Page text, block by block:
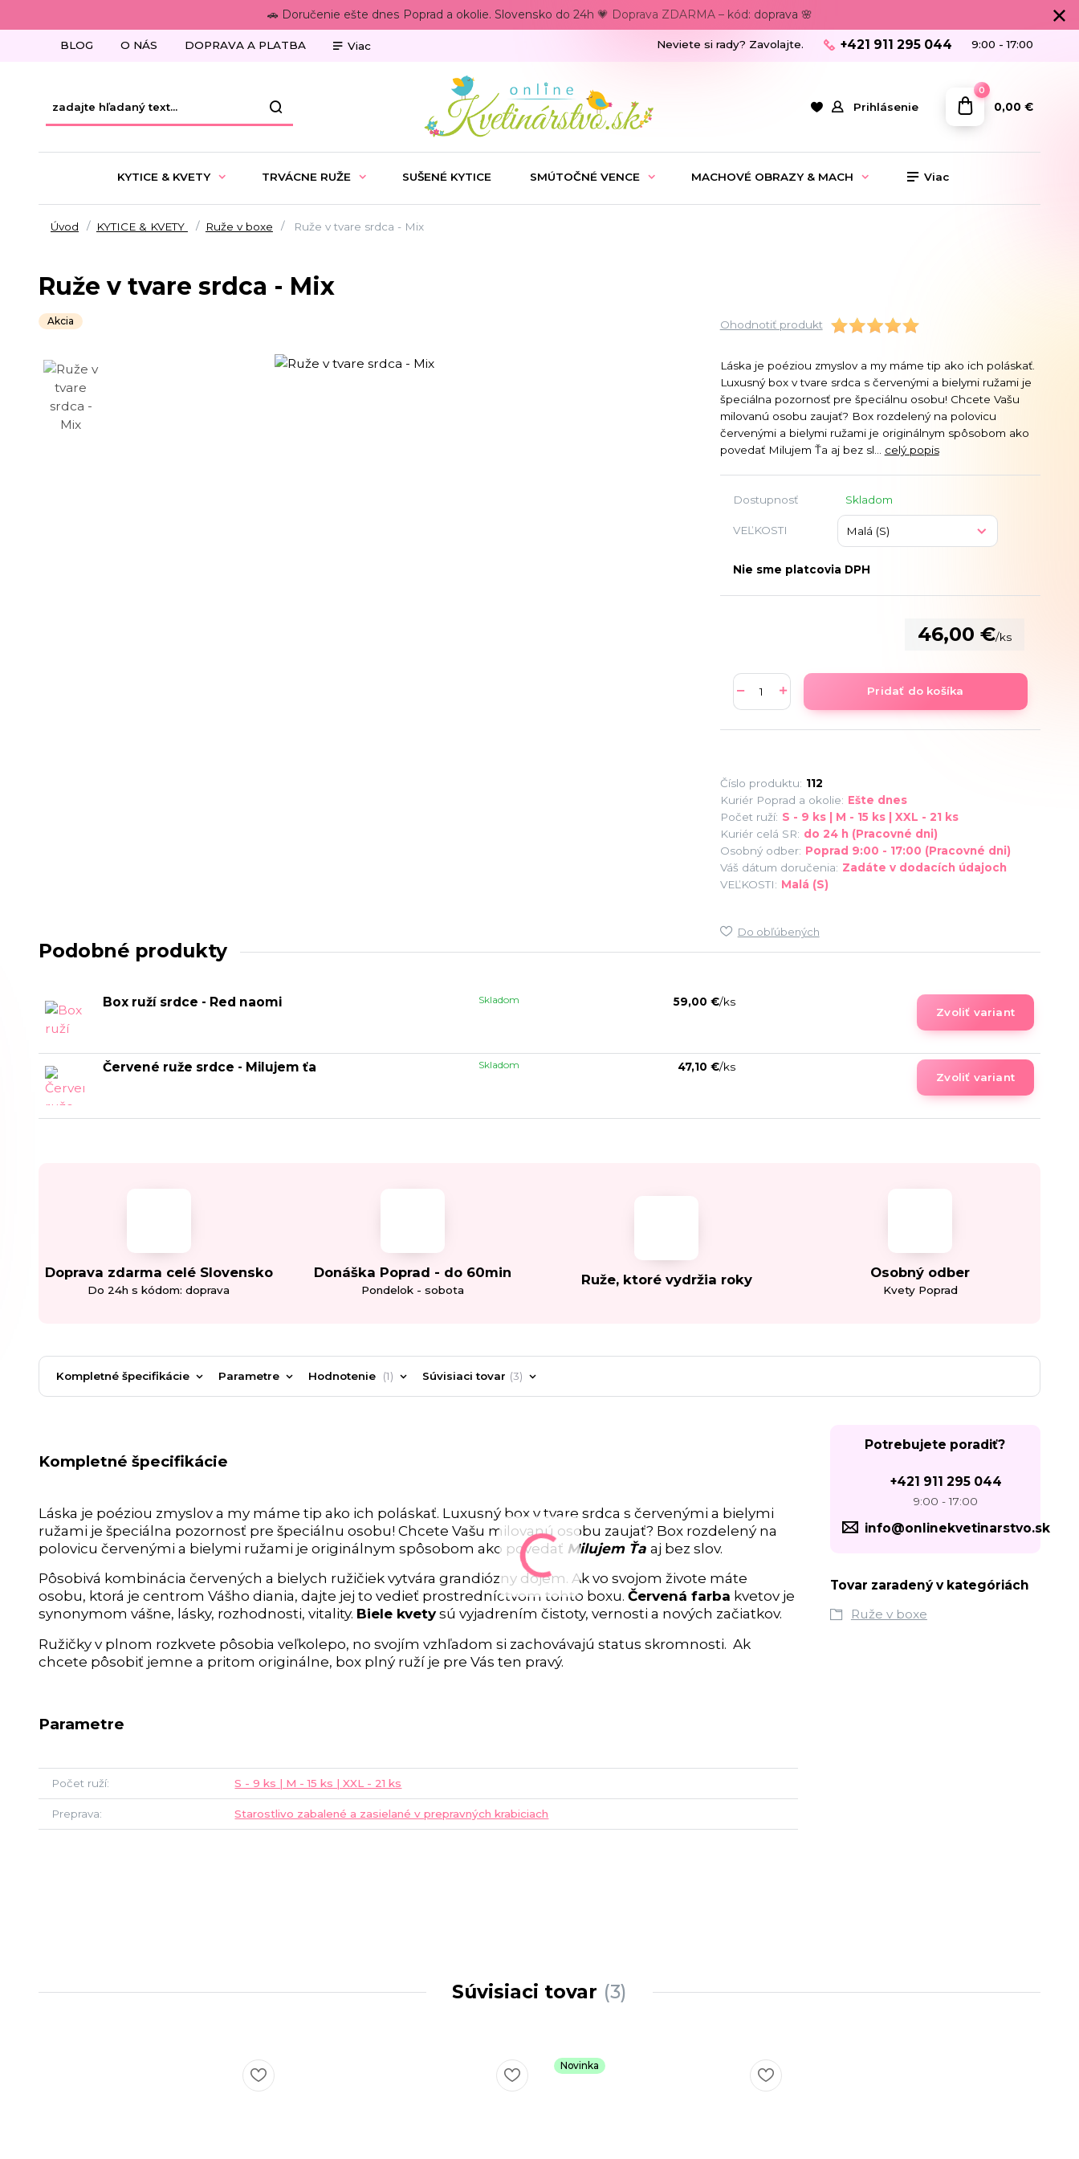
🚗 Doručenie ešte dnes Poprad a okolie. Slovensko do 24h 💗 Doprava ZDARMA – kód: doprava 🌸
BLOG O NÁS DOPRAVA A PLATBA Viac
Prihlásenie
Neviete si rady? Zavolajte. +421 911 295 044 9:00 - 17:00
0
0,00 €
KYTICE & KVETY TRVÁCNE RUŽE SUŠENÉ KYTICE SMÚTOČNÉ VENCE MACHOVÉ OBRAZY & MACH Viac
Úvod KYTICE & KVETY Ruže v boxe Ruže v tvare srdca - Mix
Ruže v tvare srdca - Mix
Akcia Ohodnotiť produkt
Láska je poéziou zmyslov a my máme tip ako ich poláskať.
Luxusný box v tvare srdca s červenými a bielymi ružami je
špeciálna pozornosť pre špeciálnu osobu! Chcete Vašu
milovanú osobu zaujať? Box rozdelený na polovicu
červenými a bielymi ružami je originálnym spôsobom ako
povedať Milujem Ťa aj bez sl... celý popis
Dostupnosť Skladom
VEĽKOSTI
Nie sme platcovia DPH
46,00 €/ks
Pridať do košíka
Číslo produktu: 112
Kuriér Poprad a okolie: Ešte dnes
Počet ruží: S - 9 ks | M - 15 ks | XXL - 21 ks
Kuriér celá SR: do 24 h (Pracovné dni)
Osobný odber: Poprad 9:00 - 17:00 (Pracovné dni)
Váš dátum doručenia: Zadáte v dodacích údajoch
VEĽKOSTI: Malá (S)
Do obľúbených
Podobné produkty
Box ruží srdce - Red naomi 59,00 €/ks
Skladom
Zvoliť variant
Červené ruže srdce - Milujem ťa 47,10 €/ks
Skladom
Zvoliť variant
Doprava zdarma celé Slovensko
Do 24h s kódom: doprava
Donáška Poprad - do 60min
Pondelok - sobota
Ruže, ktoré vydržia roky Osobný odber
Kvety Poprad
Kompletné špecifikácie Parametre Hodnotenie 1 Súvisiaci tovar 3
Kompletné špecifikácie
Láska je poéziou zmyslov a my máme tip ako ich poláskať. Luxusný box v tvare srdca s červenými a bielymi
ružami je špeciálna pozornosť pre špeciálnu osobu! Chcete Vašu milovanú osobu zaujať? Box rozdelený na
polovicu červenými a bielymi ružami je originálnym spôsobom ako povedať Milujem Ťa aj bez slov.
Pôsobivá kombinácia červených a bielych ružičiek vytvára grandiózny dojem. Ak vo svojom živote máte
osobu, ktorá je centrom Vášho diania, dajte jej to vedieť prostredníctvom tohto boxu. Červená farba kvetov je
synonymom vášne, lásky, rozhodnosti, vitality. Biele kvetysú vyjadrením čistoty, vernosti a nových začiatkov.
Ružičky v plnom rozkvete pôsobia veľkolepo, no svojím vzhľadom si zachovávajú status skromnosti. Ak
chcete pôsobiť jemne a pritom originálne, box plný ruží je pre Vás ten pravý.
Parametre
Počet ruží S - 9 ks | M - 15 ks | XXL - 21 ks
Preprava Starostlivo zabalené a zasielané v prepravných krabiciach
Potrebujete poradiť?
+421 911 295 044
9:00 - 17:00
info@onlinekvetinarstvo.sk
Tovar zaradený v kategóriách
Ruže v boxe
Súvisiaci tovar 3
Novinka